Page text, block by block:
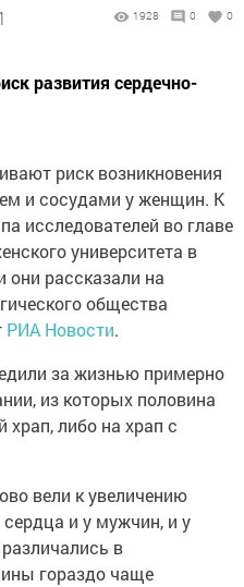
1928 0 0
развития сердечно-
риск возникновения
и сосудами у женщин. К
исследователей во главе
университета в
рассказали на
общества
РИА Новости.
за жизнью примерно
из которых половина
храп, либо на храп с
вели к увеличению
и у мужчин, и у
в
гораздо чаще